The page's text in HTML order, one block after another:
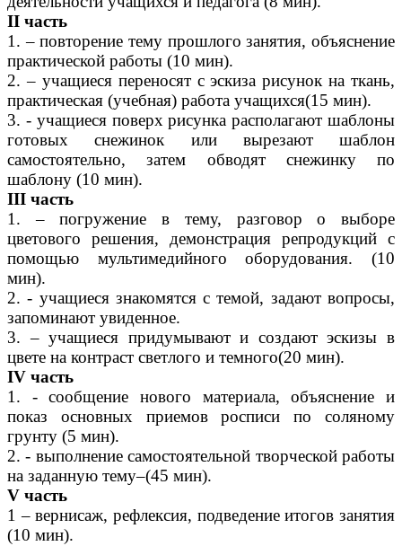
II часть
1. – повторение тему прошлого занятия, объяснение
практической работы (10 мин).
2. – учащиеся переносят с эскиза рисунок на ткань,
практическая (учебная) работа учащихся(15 мин).
3. - учащиеся поверх рисунка располагают шаблоны
готовых снежинок или вырезают шаблон
самостоятельно, затем обводят снежинку по
шаблону (10 мин).
III часть
1. – погружение в тему, разговор о выборе
цветового решения, демонстрация репродукций с
помощью мультимедийного оборудования. (10
мин).
2. - учащиеся знакомятся с темой, задают вопросы,
запоминают увиденное.
3. – учащиеся придумывают и создают эскизы в
цвете на контраст светлого и темного(20 мин).
IV часть
1. - сообщение нового материала, объяснение и
показ основных приемов росписи по соляному
грунту (5 мин).
2. - выполнение самостоятельной творческой работы
на заданную тему–(45 мин).
V часть
1 – вернисаж, рефлексия, подведение итогов занятия
(10 мин).